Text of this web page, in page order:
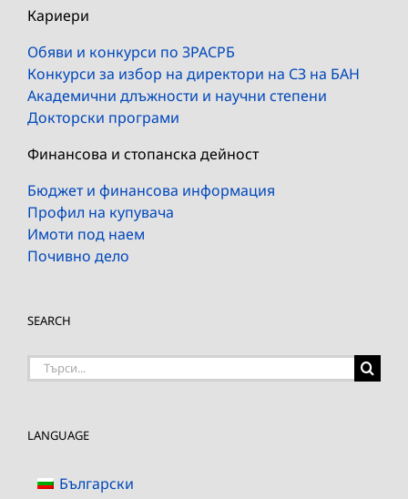
Кариери
Обяви и конкурси по ЗРАСРБ
Конкурси за избор на директори на СЗ на БАН
Академични длъжности и научни степени
Докторски програми
Финансова и стопанска дейност
Бюджет и финансова информация
Профил на купувача
Имоти под наем
Почивно дело
SEARCH
Търсене
LANGUAGE
Български